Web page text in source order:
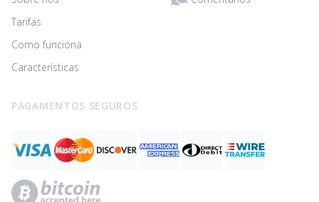
Tarifas
Como funciona
Características
PAGAMENTOS SEGUROS